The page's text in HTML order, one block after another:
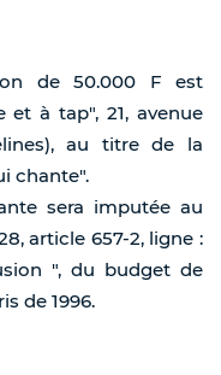
de 50.000 F est
à tap", 21, avenue
au titre de la
chante".
sera imputée au
article 657-2, ligne :
", du budget de
de 1996.